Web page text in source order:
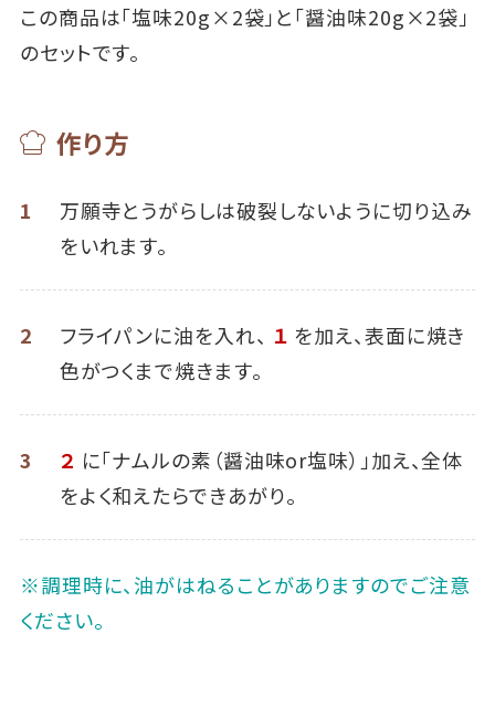
この商品は「塩味20g×2袋」と「醤油味20g×2袋」
のセットです。
作り方
1
万願寺とうがらしは破裂しないように切り込み
をいれます。
2 フライパンに油を入れ、 １ を加え、表面に焼き
色がつくまで焼きます。
3 ２ に「ナムルの素（醤油味or塩味）」加え、全体
をよく和えたらできあがり。
※調理時に、油がはねることがありますのでご注意
ください。